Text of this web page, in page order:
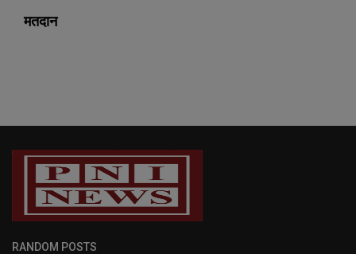
मतदान
RANDOM POSTS